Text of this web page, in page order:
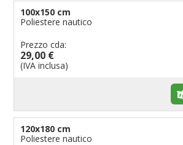
100x150 cm
Poliestere nautico
Prezzo cda:
29,00 €
(IVA inclusa)
120x180 cm
Poliestere nautico